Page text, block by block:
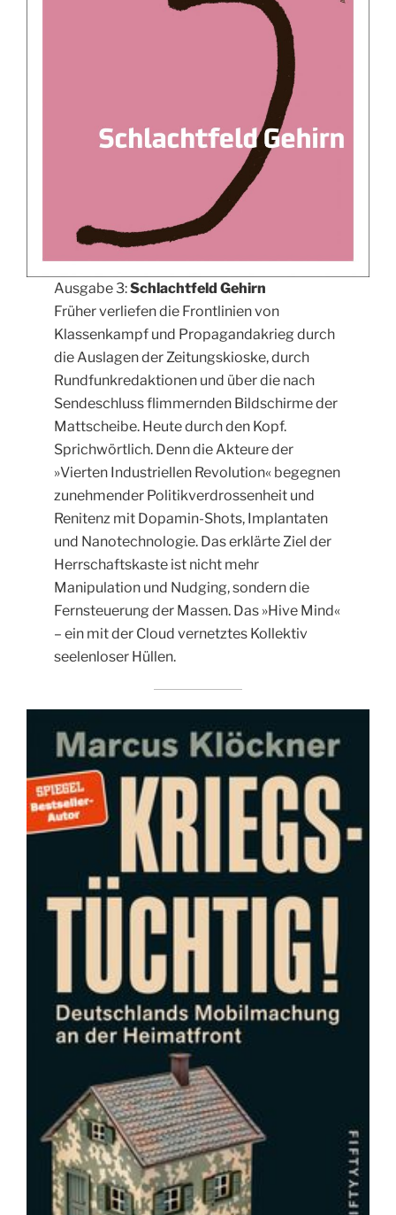
Ausgabe 3:Schlachtfeld Gehirn
Früher verliefen die Frontlinien von
Klassenkampf und Propagandakrieg durch
die Auslagen der Zeitungskioske, durch
Rundfunkredaktionen und über die nach
Sendeschluss flimmernden Bildschirme der
Mattscheibe. Heute durch den Kopf.
Sprichwörtlich. Denn die Akteure der
»Vierten Industriellen Revolution« begegnen
zunehmender Politikverdrossenheit und
Renitenz mit Dopamin-Shots, Implantaten
und Nanotechnologie. Das erklärte Ziel der
Herrschaftskaste ist nicht mehr
Manipulation und Nudging, sondern die
Fernsteuerung der Massen. Das »Hive Mind«
– ein mit der Cloud vernetztes Kollektiv
seelenloser Hüllen.